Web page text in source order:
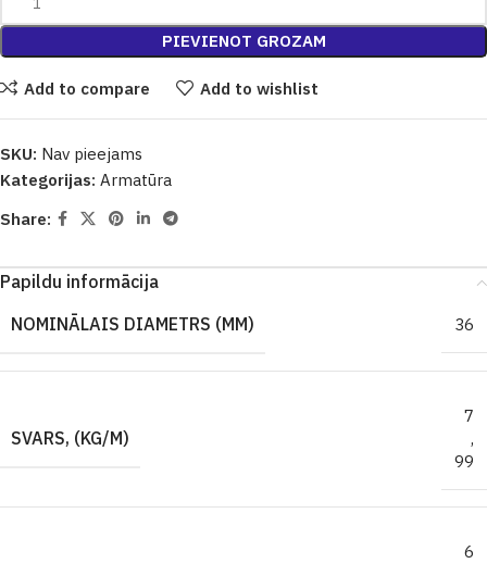
PIEVIENOT GROZAM
Add to compare Add to wishlist
SKU: Nav pieejams
Kategorijas: Armatūra
Share:
Papildu informācija
NOMINĀLAIS DIAMETRS (MM)
36
SVARS, (KG/M)
7
,
99
6